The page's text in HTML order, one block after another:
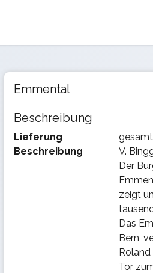
Emmental
Beschreibung
Lieferung
Beschreibung
V.
Der
zeigt
Das
Bern,
Tor